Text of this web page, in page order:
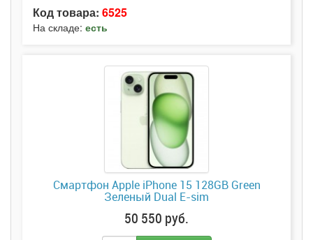
Код товара: 6525
На складе: есть
Смартфон Apple iPhone 15 128GB Green
Зеленый Dual E-sim
50 550 руб.